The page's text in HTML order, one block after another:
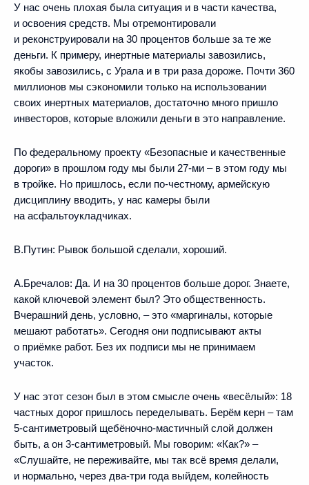
У нас очень плохая была ситуация и в части качества,
и освоения средств. Мы отремонтировали
и реконструировали на 30 процентов больше за те же
деньги. К примеру, инертные материалы завозились,
якобы завозились, с Урала и в три раза дороже. Почти 360
миллионов мы сэкономили только на использовании
своих инертных материалов, достаточно много пришло
инвесторов, которые вложили деньги в это направление.
По федеральному проекту «Безопасные и качественные
дороги» в прошлом году мы были 27-ми – в этом году мы
в тройке. Но пришлось, если по-честному, армейскую
дисциплину вводить, у нас камеры были
на асфальтоукладчиках.
В.Путин: Рывок большой сделали, хороший.
А.Бречалов: Да. И на 30 процентов больше дорог. Знаете,
какой ключевой элемент был? Это общественность.
Вчерашний день, условно, – это «маргиналы, которые
мешают работать». Сегодня они подписывают акты
о приёмке работ. Без их подписи мы не принимаем
участок.
У нас этот сезон был в этом смысле очень «весёлый»: 18
частных дорог пришлось переделывать. Берём керн – там
5-сантиметровый щебёночно-мастичный слой должен
быть, а он 3-сантиметровый. Мы говорим: «Как?» –
«Слушайте, не переживайте, мы так всё время делали,
и нормально, через два-три года выйдем, колейность